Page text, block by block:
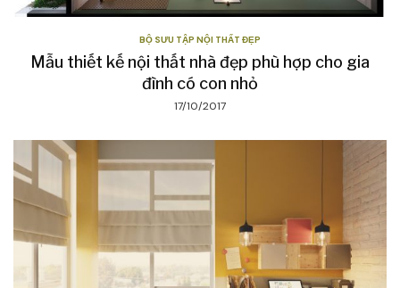
BỘ SƯU TẬP NỘI THẤT ĐẸP
Mẫu thiết kế nội thất nhà đẹp phù hợp cho gia
đình có con nhỏ
17/10/2017